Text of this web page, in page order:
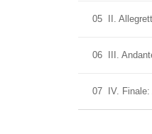
05 II.
06 III.
07 IV.